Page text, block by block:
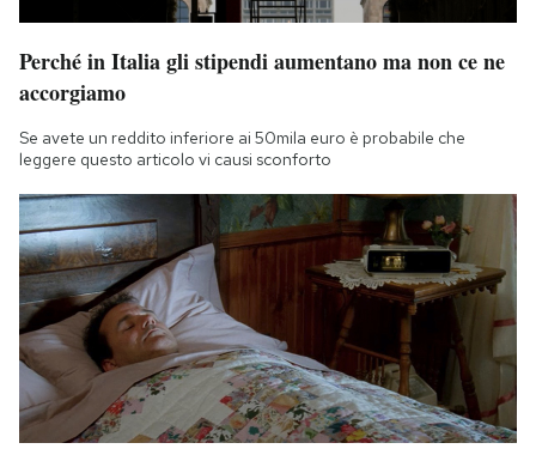
Perché in Italia gli stipendi aumentano ma non ce ne
accorgiamo
Se avete un reddito inferiore ai 50mila euro è probabile che
leggere questo articolo vi causi sconforto